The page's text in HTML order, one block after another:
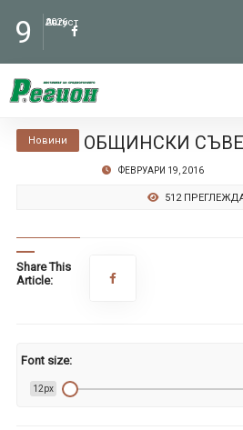
9 Август
2026
Новини ОБЩИНСКИ
ФЕВРУАРИ 19, 2016
512
Share This
Article:
Font size:
12px